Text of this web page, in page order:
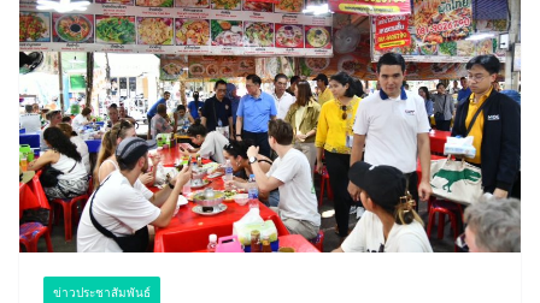
ข่าวประชาสัมพันธ์